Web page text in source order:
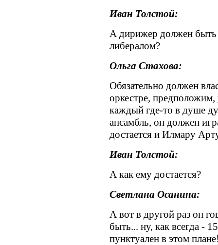
Иван Толстой:
А дирижер должен
либералом?
Ольга Стахова:
Обязательно должен
оркестре, предположим,
каждый где-то в душе
ансамбль, он должен
достается и Илмару
Иван Толстой:
А как ему достается?
Светлана Осанина:
А вот в другой раз он
быть... ну, как всегда -
пунктуален в этом